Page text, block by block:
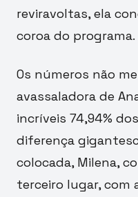
reviravoltas, ela
coroa do programa.
Os números não
avassaladora de
incríveis 74,94%
diferença
colocada, Milena,
terceiro lugar, com